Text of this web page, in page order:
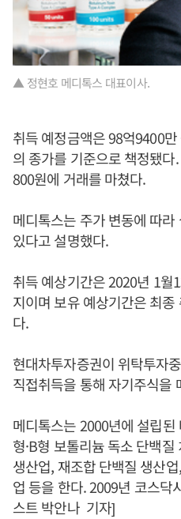
▲ 정현호 메디톡스 대표이사.
취득 예정금액은 98억9400
의 종가를 기준으로 책정됐
800원에 거래를 마쳤다.
메디톡스는 주가 변동에 따
있다고 설명했다.
취득 예상기간은 2020년 1월
지이며 보유 예상기간은 최
다.
현대차투자증권이 위탁투자
직접취득을 통해 자기주식을
메디톡스는 2000년에 설립
형·B형 보톨리늄 독소 단백
생산업, 재조합 단백질 생산
업 등을 한다. 2009년 코스닥
스트 박안나 기자]